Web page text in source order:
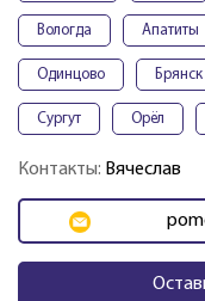
Вологда Апатиты
Одинцово Брянск
Сургут Орёл
Контакты: Вячеслав